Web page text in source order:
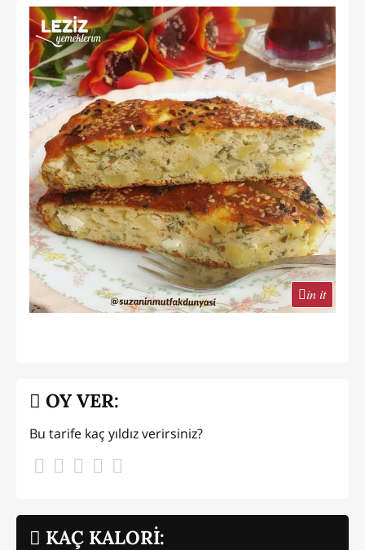
in it
KAÇ KALORİ:
OY VER:
Bu tarife kaç yıldız verirsiniz?